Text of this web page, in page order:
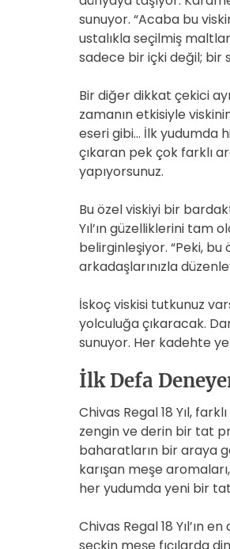
sunuyor. “Acaba bu
ustalıkla seçilmiş
sadece bir içki değil; bir
Bir diğer dikkat çekici
zamanın etkisiyle
eseri gibi… İlk yudumda
çıkaran pek çok farklı
yapıyorsunuz.
Bu özel viskiyi bir
Yıl’ın güzelliklerini tam
belirginleşiyor. “Peki, bu
arkadaşlarınızla
İskoç viskisi tutkunuz
yolculuğa çıkaracak.
sunuyor. Her kadehte
İlk Defa
Chivas Regal 18 Yıl,
zengin ve derin bir tat
baharatların bir araya
karışan meşe
her yudumda yeni bir
Chivas Regal 18 Yıl’ın